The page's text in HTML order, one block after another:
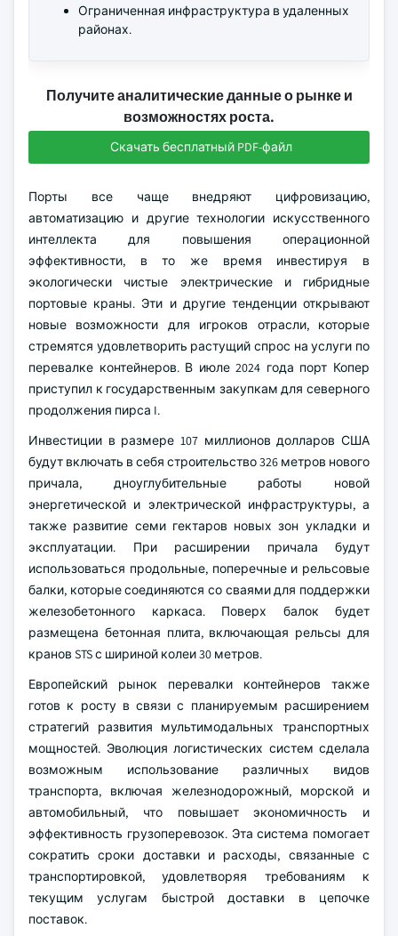
Ограниченная инфраструктура в удаленных
районах.
Получите аналитические данные о рынке и
возможностях роста.
Скачать бесплатный PDF-файл
Порты все чаще внедряют цифровизацию,
автоматизацию и другие технологии искусственного
интеллекта для повышения операционной
эффективности, в то же время инвестируя в
экологически чистые электрические и гибридные
портовые краны. Эти и другие тенденции открывают
новые возможности для игроков отрасли, которые
стремятся удовлетворить растущий спрос на услуги по
перевалке контейнеров. В июле 2024 года порт Копер
приступил к государственным закупкам для северного
продолжения пирса I.
Инвестиции в размере 107 миллионов долларов США
будут включать в себя строительство 326 метров нового
причала, дноуглубительные работы новой
энергетической и электрической инфраструктуры, а
также развитие семи гектаров новых зон укладки и
эксплуатации. При расширении причала будут
использоваться продольные, поперечные и рельсовые
балки, которые соединяются со сваями для поддержки
железобетонного каркаса. Поверх балок будет
размещена бетонная плита, включающая рельсы для
кранов STS с шириной колеи 30 метров.
Европейский рынок перевалки контейнеров также
готов к росту в связи с планируемым расширением
стратегий развития мультимодальных транспортных
мощностей. Эволюция логистических систем сделала
возможным использование различных видов
транспорта, включая железнодорожный, морской и
автомобильный, что повышает экономичность и
эффективность грузоперевозок. Эта система помогает
сократить сроки доставки и расходы, связанные с
транспортировкой, удовлетворяя требованиям к
текущим услугам быстрой доставки в цепочке
поставок.